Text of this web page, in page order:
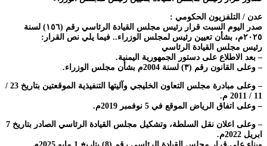
عدن / التلفزيون الحكومي :
صدر اليوم السبت قرار رئيس مجلس القيادة الرئاسي رقم (١٥٦) لسنة
٢٠٢٥م، بشأن تعيين رئيس لمجلس الوزراء.. فيما يلي نص القرار:
رئيس مجلس القيادة الرئاسي
– بعد الاطلاع على دستور الجمهورية اليمنية.
– وعلى القانون رقم (٣) لسنة 2004م بشأن مجلس الوزراء.
– وعلى مبادرة مجلس التعاون الخليجي وآليتها التنفيذية الموقعتين بتاريخ 23 /
11 / 2011 م.
– وعلى اتفاق الرياض الموقع في 5 نوفمبر 2019م.
– وعلى اعلان نقل السلطة، وتشكيل مجلس القيادة الرئاسي الصادر بتاريخ 7
ابريل 2022م.